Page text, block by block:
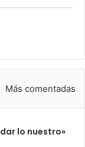
Más comentadas
lo nuestro»